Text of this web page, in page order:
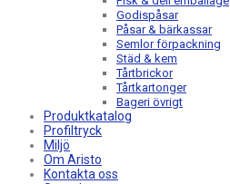
Godispåsar
Påsar & bärkassar
Semlor förpackning
Städ & kem
Tårtbrickor
Tårtkartonger
Bageri övrigt
Produktkatalog
Profiltryck
Miljö
Om Aristo
Kontakta oss